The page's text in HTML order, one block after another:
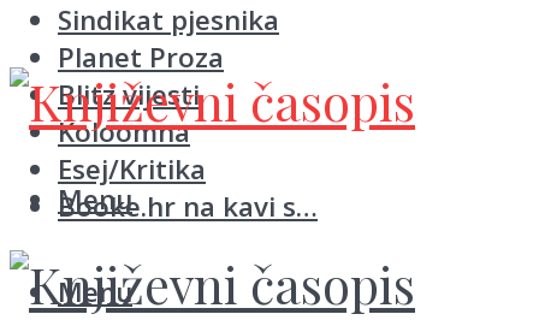
Sindikat pjesnika
Planet Proza
Blitz vijesti
Koloomna
Esej/Kritika
Booke.hr na kavi s…
Menu
Menu